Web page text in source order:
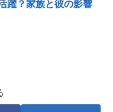
躍？家族と彼の影響